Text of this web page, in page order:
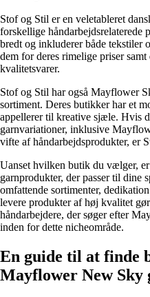
Stof og Stil er en veletableret
forskellige håndarbejdsrelaterede
bredt og inkluderer både tekstiler
dem for deres rimelige priser
kvalitetsvarer.
Stof og Stil har også Mayflower
sortiment. Deres butikker har et
appellerer til kreative sjæle. Hvis
garnvariationer, inklusive
vifte af håndarbejdsprodukter, er
Uanset hvilken butik du vælger,
garnprodukter, der passer til dine
omfattende sortimenter,
levere produkter af høj kvalitet
håndarbejdere, der søger efter
inden for dette nicheområde.
En guide til at finde
Mayflower New Sky